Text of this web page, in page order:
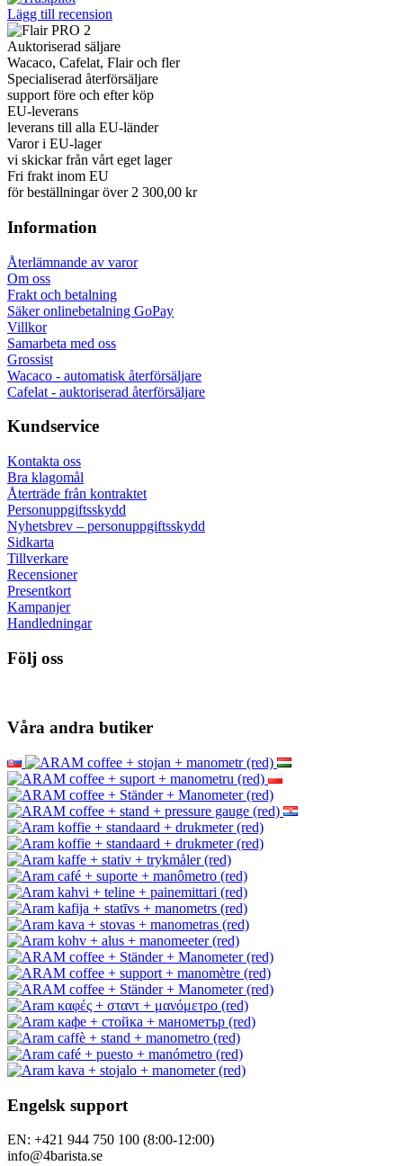
Lägg till recension
Auktoriserad säljare
Wacaco, Cafelat, Flair och fler
Specialiserad återförsäljare
support före och efter köp
EU-leverans
leverans till alla EU-länder
Varor i EU-lager
vi skickar från vårt eget lager
Fri frakt inom EU
för beställningar över 2 300,00 kr
Information
Återlämnande av varor
Om oss
Frakt och betalning
Säker onlinebetalning GoPay
Villkor
Samarbeta med oss
Grossist
Wacaco - automatisk återförsäljare
Cafelat - auktoriserad återförsäljare
Kundservice
Kontakta oss
Bra klagomål
Återträde från kontraktet
Personuppgiftsskydd
Nyhetsbrev – personuppgiftsskydd
Sidkarta
Tillverkare
Recensioner
Presentkort
Kampanjer
Handledningar
Följ oss
Våra andra butiker
Engelsk support
EN: +421 944 750 100 (8:00-12:00)
info@4barista.se